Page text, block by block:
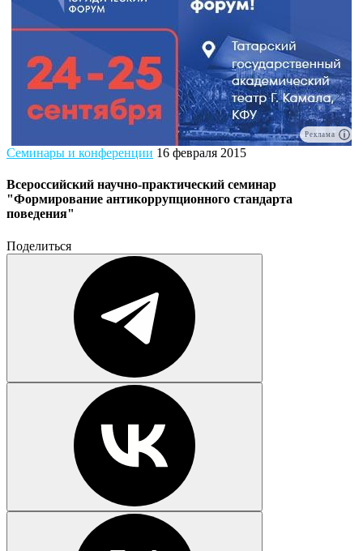
Реклама
Семинары и конференции 16 февраля 2015
Всероссийский научно-практический семинар
"Формирование антикоррупционного стандарта
поведения"
Поделиться